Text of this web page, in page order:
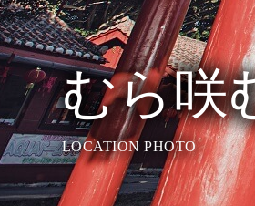
むら咲
LOCATION PHOTO